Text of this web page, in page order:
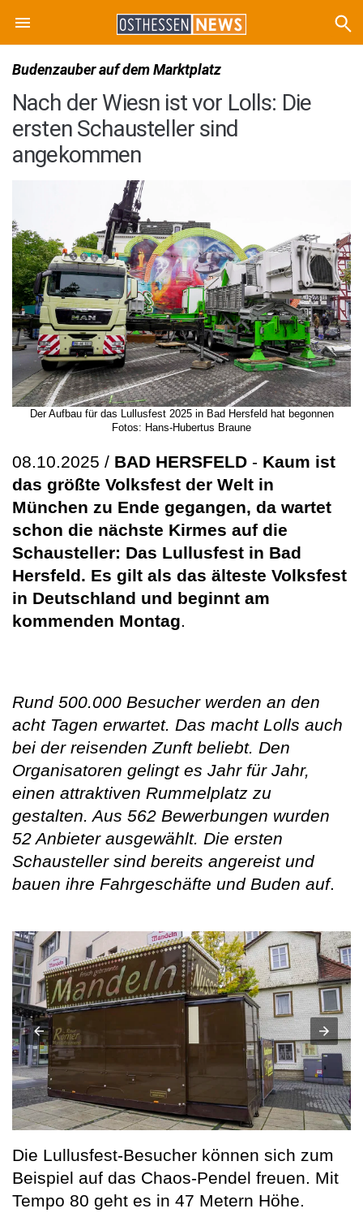
Budenzauber auf dem Marktplatz
Nach der Wiesn ist vor Lolls: Die
ersten Schausteller sind
angekommen
Der Aufbau für das Lullusfest 2025 in Bad Hersfeld hat begonnen
Fotos: Hans-Hubertus Braune
08.10.2025 / BAD HERSFELD - Kaum ist
das größte Volksfest der Welt in
München zu Ende gegangen, da wartet
schon die nächste Kirmes auf die
Schausteller: Das Lullusfest in Bad
Hersfeld. Es gilt als das älteste Volksfest
in Deutschland und beginnt am
kommenden Montag
Rund 500.000 Besucher werden an den
acht Tagen erwartet. Das macht Lolls auch
bei der reisenden Zunft beliebt. Den
Organisatoren gelingt es Jahr für Jahr,
einen attraktiven Rummelplatz zu
gestalten. Aus 562 Bewerbungen wurden
52 Anbieter ausgewählt. Die ersten
Schausteller sind bereits angereist und
bauen ihre Fahrgeschäfte und Buden auf.
Die Lullusfest-Besucher können sich zum
Beispiel auf das Chaos-Pendel freuen. Mit
Tempo 80 geht es in 47 Metern Höhe.